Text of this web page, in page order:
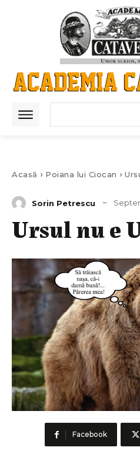
Acasă Poiana lui Ciocan
Sorin Petrescu
Ursul nu e
Facebook